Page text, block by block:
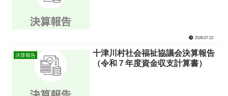
2026.07.22
決算報告
十津川村社会福祉協議会決算報告
（令和７年度資金収支計算書）